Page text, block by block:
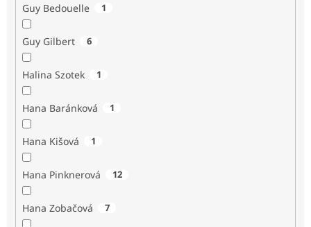
Guy Bedouelle 1
Guy Gilbert 6
Halina Szotek 1
Hana Baránková 1
Hana Kišová 1
Hana Pinknerová 12
Hana Zobačová 7